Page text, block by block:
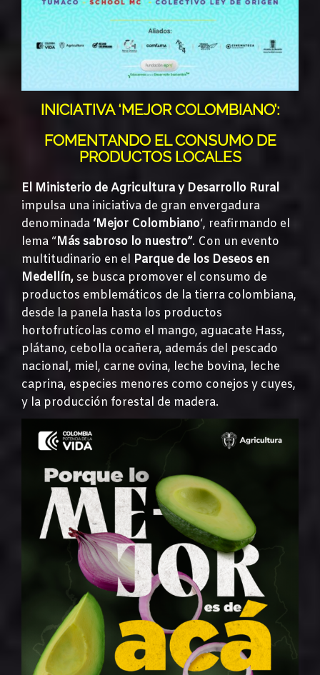
INICIATIVA ‘MEJOR COLOMBIANO’:
FOMENTANDO EL CONSUMO DE
PRODUCTOS LOCALES
El Ministerio de Agricultura y Desarrollo Rural
impulsa una iniciativa de gran envergadura
denominada ‘Mejor Colombiano‘, reafirmando el
lema “Más sabroso lo nuestro”. Con un evento
multitudinario en el Parque de los Deseos en
Medellín, se busca promover el consumo de
productos emblemáticos de la tierra colombiana,
desde la panela hasta los productos
hortofrutícolas como el mango, aguacate Hass,
plátano, cebolla ocañera, además del pescado
nacional, miel, carne ovina, leche bovina, leche
caprina, especies menores como conejos y cuyes,
y la producción forestal de madera.